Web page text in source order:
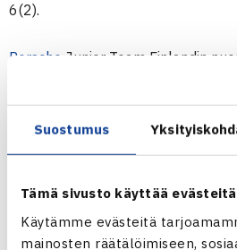
Suostumus
Tämä sivusto käyttää evästeitä
Käytämme evästeitä
mainosten räätälöimiseen,
6(2).
Porsche Junior Team Finlandin
syysotteet jatkuivat kotimaan
Hietaranta voitti lokakuussa
kategorian turnauksen nelinpelin
hän juhli Tampereella 4.